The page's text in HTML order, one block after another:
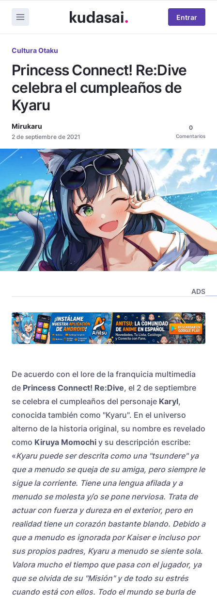
Entrar
Cultura Otaku
Princess Connect! Re:Dive
celebra el cumpleaños de
Kyaru
Mirukaru
2 de septiembre de 2021
0
Comentarios
ADS
De acuerdo con el lore de la franquicia multimedia
de Princess Connect! Re:Dive, el 2 de septiembre
se celebra el cumpleaños del personaje Karyl,
conocida también como "Kyaru". En el universo
alterno de la historia original, su nombre es revelado
como Kiruya Momochi y su descripción escribe:
«Kyaru puede ser descrita como una "tsundere" ya
que a menudo se queja de su amiga, pero siempre le
sigue la corriente. Tiene una lengua afilada y a
menudo se molesta y/o se pone nerviosa. Trata de
actuar con fuerza y dureza en el exterior, pero en
realidad tiene un corazón bastante blando. Debido a
que a menudo es ignorada por Kaiser e incluso por
sus propios padres, Kyaru a menudo se siente sola.
Valora mucho el tiempo que pasa con el jugador, ya
que se olvida de su "Misión" y de todo su estrés
cuando está con ellos. Todo el mundo se burla de